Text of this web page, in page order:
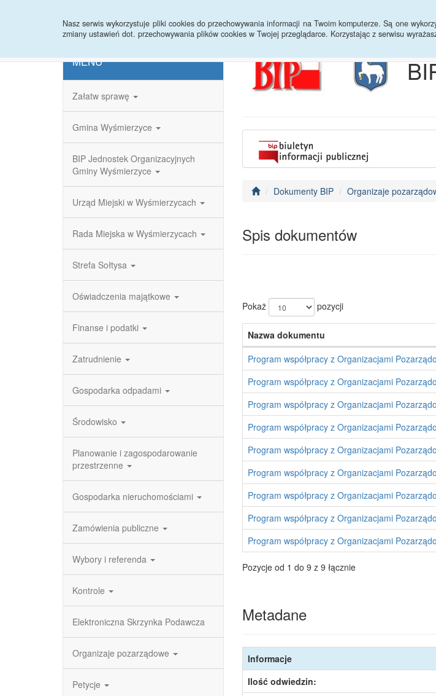
Nasz serwis wykorzystuje pliki cookies do przechowywania informacji na Twoim komputerze. Są one
zmiany ustawień dot. przechowywania plików cookies w Twojej przeglądarce. Korzystając z serwisu
MENU
Załatw sprawę
Gmina Wyśmierzyce
BIP Jednostek Organizacyjnych
Gminy Wyśmierzyce
Urząd Miejski w Wyśmierzycach
Rada Miejska w Wyśmierzycach
Strefa Sołtysa
Oświadczenia majątkowe
Finanse i podatki
Zatrudnienie
Gospodarka odpadami
Środowisko
Planowanie i zagospodarowanie
przestrzenne
Gospodarka nieruchomościami
Zamówienia publiczne
Wybory i referenda
Kontrole
Elektroniczna Skrzynka Podawcza
Organizaje pozarządowe
Petycje
Dokumenty BIP Organizaje
Spis dokumentów
Pokaż pozycji
Nazwa dokumentu
Program współpracy z Organizacjami
Program współpracy z Organizacjami
Program współpracy z Organizacjami
Program współpracy z Organizacjami
Program współpracy z Organizacjami
Program współpracy z Organizacjami
Program współpracy z Organizacjami
Program współpracy z Organizacjami
Program współpracy z Organizacjami
Pozycje od 1 do 9 z 9 łącznie
Metadane
Informacje
Ilość odwiedzin: